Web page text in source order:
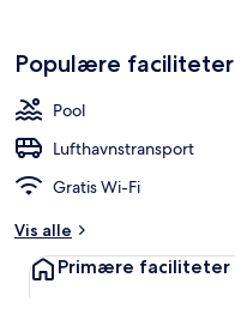
Populære faciliteter
Pool
Lufthavnstransport
Gratis Wi-Fi
Vis alle
Primære faciliteter